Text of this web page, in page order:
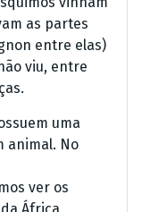
as partes
entre elas)
viu, entre
uma
animal. No
ver os